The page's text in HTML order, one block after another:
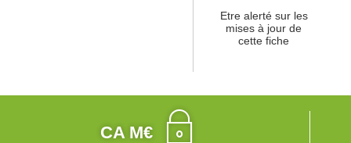
Etre alerté sur les
mises à jour de
cette fiche
CA M€